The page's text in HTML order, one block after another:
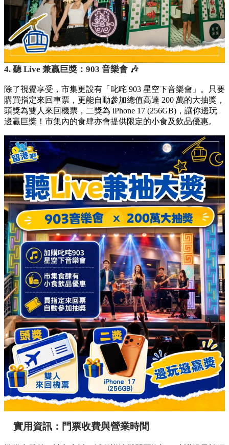
4. 聽 Live 兼贏巨獎：903 音樂會 🎶
除了視覺享受，市集更設有「叱咤 903 星空下音樂會」。只要
購買指定來回車票，更能自動參加總值高達 200 萬的大抽獎，
頭獎為雙人來回機票，二獎為 iPhone 17 (256GB)，讓你邊玩
邊贏巨獎！市集內的食肆亦會提供限定的小食及飲品優惠。
實用資訊：門票收費與營業時間